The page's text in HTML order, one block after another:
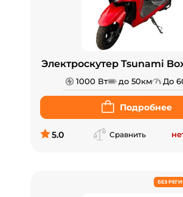
Электроскутер Tsunami
1000 Вт до 50км До
Подробнее
5.0 Сравнить
БЕЗ